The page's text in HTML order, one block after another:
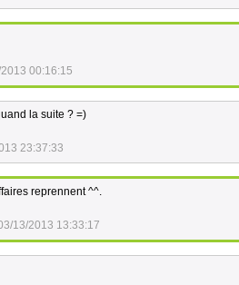
00:16:15
la suite ? =)
23:37:33
reprennent ^^.
13/2013 13:33:17